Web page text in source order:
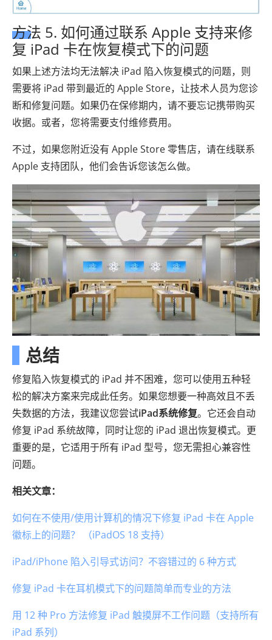
方法 5. 如何通过联系 Apple 支持来修
复 iPad 卡在恢复模式下的问题
如果上述方法均无法解决 iPad 陷入恢复模式的问题，则
需要将 iPad 带到最近的 Apple Store，让技术人员为您诊
断和修复问题。如果仍在保修期内，请不要忘记携带购买
收据。或者，您将需要支付维修费用。
不过，如果您附近没有 Apple Store 零售店，请在线联系
Apple 支持团队，他们会告诉您该怎么做。
总结
修复陷入恢复模式的 iPad 并不困难，您可以使用五种轻
松的解决方案来完成此任务。如果您想要一种高效且不丢
失数据的方法，我建议您尝试iPad系统修复。它还会自动
修复 iPad 系统故障，同时让您的 iPad 退出恢复模式。更
重要的是，它适用于所有 iPad 型号，您无需担心兼容性
问题。
相关文章：
如何在不使用/使用计算机的情况下修复 iPad 卡在 Apple
徽标上的问题？ （iPadOS 18 支持）
iPad/iPhone 陷入引导式访问？不容错过的 6 种方式
修复 iPad 卡在耳机模式下的问题简单而专业的方法
用 12 种 Pro 方法修复 iPad 触摸屏不工作问题（支持所有
iPad 系列）